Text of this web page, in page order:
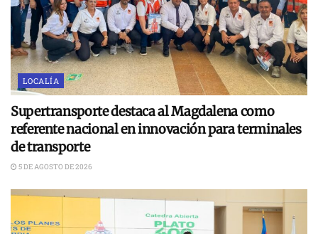
LOCALÍA
Supertransporte destaca al Magdalena como
referente nacional en innovación para terminales
de transporte
5 DE AGOSTO DE 2026